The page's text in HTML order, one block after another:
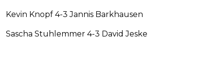
Kevin Knopf 4-3 Jannis Barkhausen
Sascha Stuhlemmer 4-3 David Jeske